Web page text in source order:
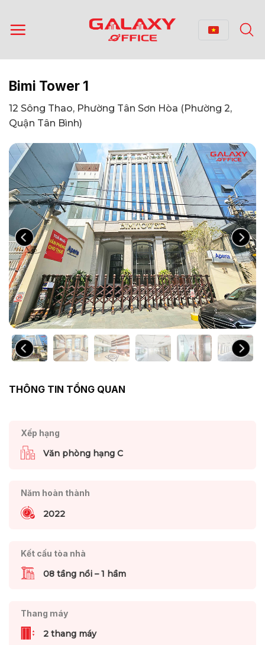
qua
nội
Bimi Tower 1
12 Sông Thao, Phường Tân Sơn Hòa (Phường 2,
Quận Tân Bình)
THÔNG TIN TỔNG QUAN
Xếp hạng
Văn phòng hạng C
Năm hoàn thành
2022
Kết cấu tòa nhà
08 tầng nổi – 1 hầm
Thang máy
2 thang máy